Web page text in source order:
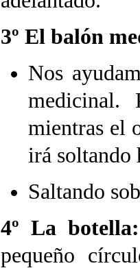
3º El balón
Nos
medicinal.
mientras el
irá soltando
Saltando
4º La botella:
pequeño